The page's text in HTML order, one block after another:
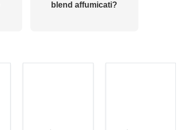
blend affumicati?